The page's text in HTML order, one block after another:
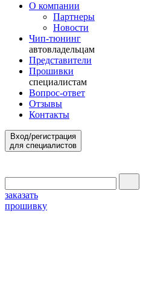
О компании
Партнеры
Новости
Чип-тюнинг
автовладельцам
Представители
Прошивки
специалистам
Вопрос-ответ
Отзывы
Контакты
Вход/регистрация
для специалистов
заказать
прошивку